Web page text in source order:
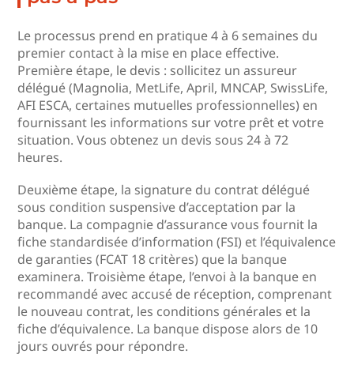
Le processus prend en pratique 4 à 6 semaines du
premier contact à la mise en place effective.
Première étape, le devis : sollicitez un assureur
délégué (Magnolia, MetLife, April, MNCAP, SwissLife,
AFI ESCA, certaines mutuelles professionnelles) en
fournissant les informations sur votre prêt et votre
situation. Vous obtenez un devis sous 24 à 72
heures.
Deuxième étape, la signature du contrat délégué
sous condition suspensive d’acceptation par la
banque. La compagnie d’assurance vous fournit la
fiche standardisée d’information (FSI) et l’équivalence
de garanties (FCAT 18 critères) que la banque
examinera. Troisième étape, l’envoi à la banque en
recommandé avec accusé de réception, comprenant
le nouveau contrat, les conditions générales et la
fiche d’équivalence. La banque dispose alors de 10
jours ouvrés pour répondre.